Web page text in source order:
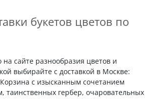
букетов цветов по
сайте разнообразия цветов и
выбирайте с доставкой в Москве:
с изысканным сочетанием
таинственных гербер, очаровательных